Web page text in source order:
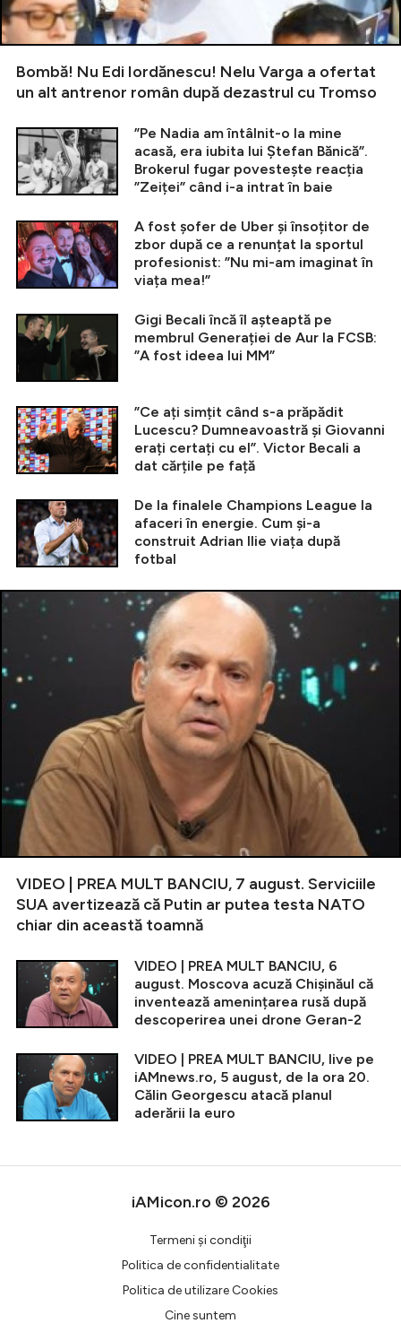
Bombă! Nu Edi Iordănescu! Nelu Varga a ofertat
un alt antrenor român după dezastrul cu Tromso
”Pe Nadia am întâlnit-o la mine
acasă, era iubita lui Ștefan Bănică”.
Brokerul fugar povestește reacția
”Zeiței” când i-a intrat în baie
A fost șofer de Uber și însoțitor de
zbor după ce a renunțat la sportul
profesionist: ”Nu mi-am imaginat în
viața mea!”
Gigi Becali încă îl așteaptă pe
membrul Generației de Aur la FCSB:
”A fost ideea lui MM”
”Ce ați simțit când s-a prăpădit
Lucescu? Dumneavoastră și Giovanni
erați certați cu el”. Victor Becali a
dat cărțile pe față
De la finalele Champions League la
afaceri în energie. Cum și-a
construit Adrian Ilie viața după
fotbal
VIDEO | PREA MULT BANCIU, 7 august. Serviciile
SUA avertizează că Putin ar putea testa NATO
chiar din această toamnă
VIDEO | PREA MULT BANCIU, 6
august. Moscova acuză Chișinăul că
inventează amenințarea rusă după
descoperirea unei drone Geran-2
VIDEO | PREA MULT BANCIU, live pe
iAMnews.ro, 5 august, de la ora 20.
Călin Georgescu atacă planul
aderării la euro
iAMicon.ro © 2026
Termeni şi condiţii
Politica de confidentialitate
Politica de utilizare Cookies
Cine suntem